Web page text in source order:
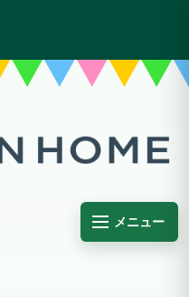
メニュー